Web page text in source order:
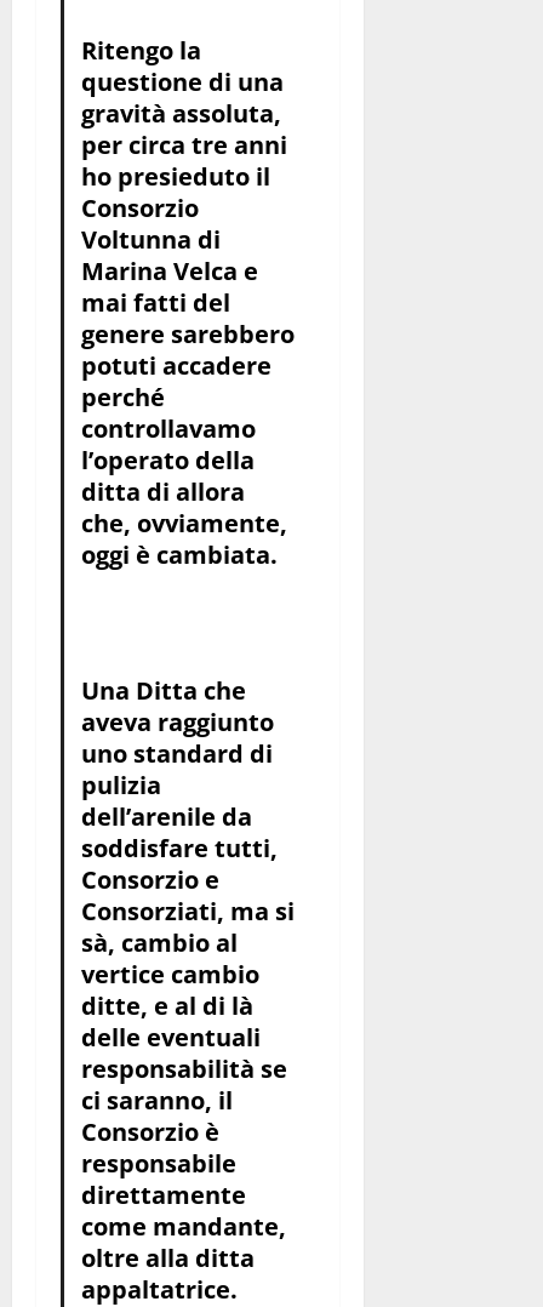
Ritengo la
questione di una
gravità assoluta,
per circa tre anni
ho presieduto il
Consorzio
Voltunna di
Marina Velca e
mai fatti del
genere sarebbero
potuti accadere
perché
controllavamo
l’operato della
ditta di allora
che, ovviamente,
oggi è cambiata.
Una Ditta che
aveva raggiunto
uno standard di
pulizia
dell’arenile da
soddisfare tutti,
Consorzio e
Consorziati, ma si
sà, cambio al
vertice cambio
ditte, e al di là
delle eventuali
responsabilità se
ci saranno, il
Consorzio è
responsabile
direttamente
come mandante,
oltre alla ditta
appaltatrice.